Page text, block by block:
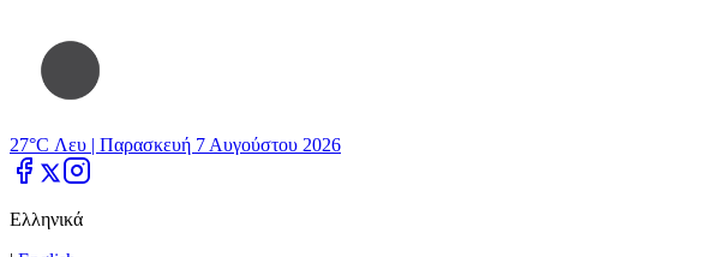
27°C Λευ | Παρασκευή 7 Αυγούστου 2026
Ελληνικά